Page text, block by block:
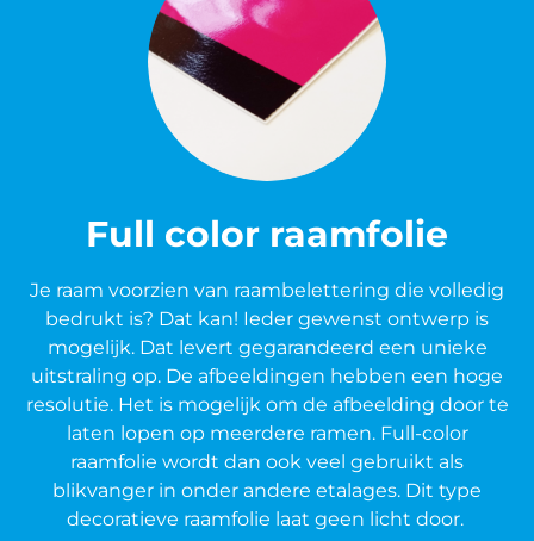
Full color raamfolie
Je raam voorzien van raambelettering die volledig
bedrukt is? Dat kan! Ieder gewenst ontwerp is
mogelijk. Dat levert gegarandeerd een unieke
uitstraling op. De afbeeldingen hebben een hoge
resolutie. Het is mogelijk om de afbeelding door te
laten lopen op meerdere ramen. Full-color
raamfolie wordt dan ook veel gebruikt als
blikvanger in onder andere etalages. Dit type
decoratieve raamfolie laat geen licht door.